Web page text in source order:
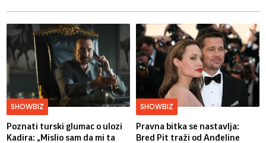
SHOWBIZ
Poznati turski glumac o ulozi
Kadira: „Mislio sam da mi ta
SHOWBIZ
Pravna bitka se nastavlja:
Bred ​​Pit traži od Anđeline